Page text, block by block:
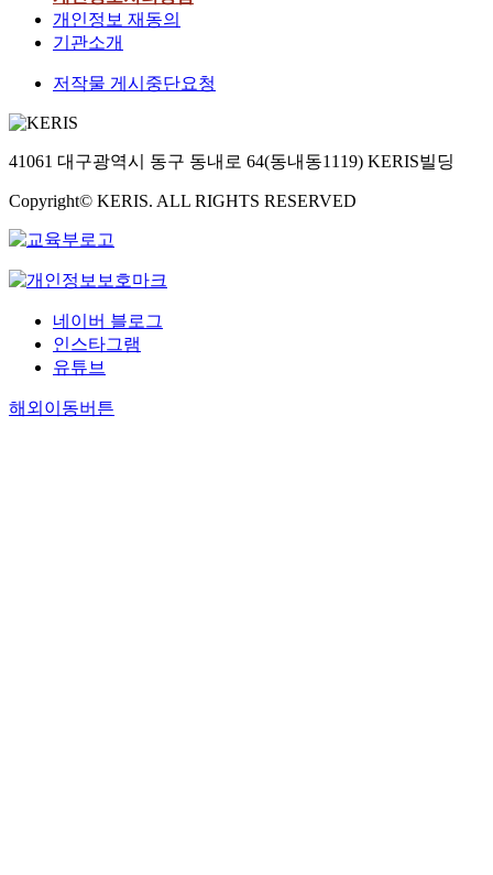
개인정보 재동의
기관소개
저작물 게시중단요청
41061 대구광역시 동구 동내로 64(동내동1119) KERIS빌딩
Copyright© KERIS. ALL RIGHTS RESERVED
네이버 블로그
인스타그램
유튜브
해외이동버튼